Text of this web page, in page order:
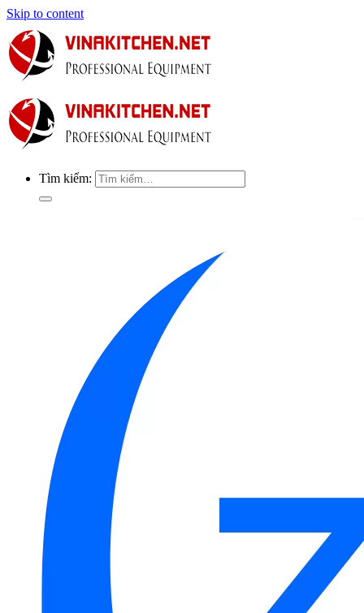
Skip to content
Tìm kiếm: